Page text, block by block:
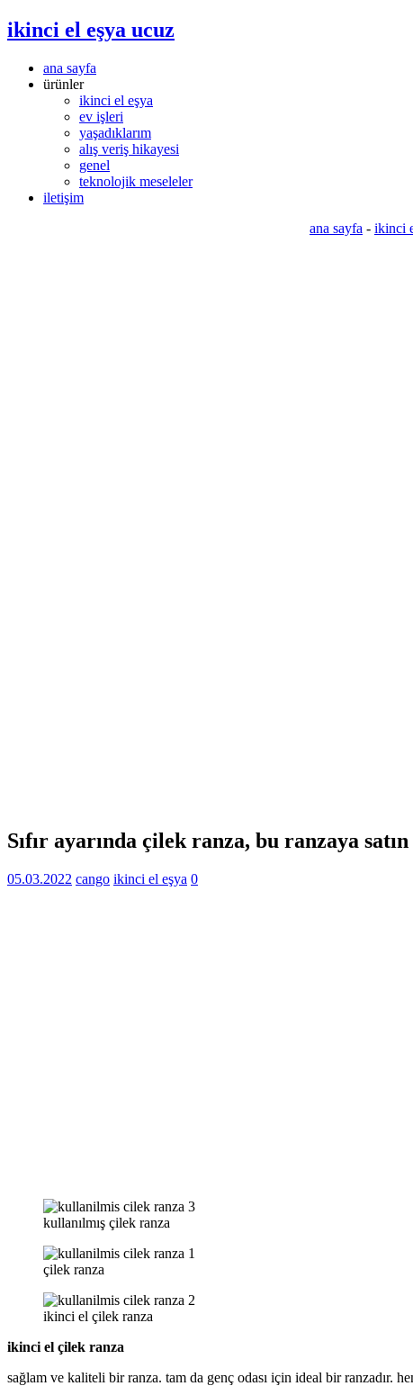
ikinci el eşya ucuz
ana sayfa
ürünler
ikinci el eşya
ev işleri
yaşadıklarım
alış veriş hikayesi
genel
teknolojik meseleler
iletişim
ana sayfa - ikinci
Sıfır ayarında çilek ranza, bu ranzaya
05.03.2022 cango ikinci el eşya 0
kullanılmış çilek ranza
çilek ranza
ikinci el çilek ranza
ikinci el çilek ranza
sağlam ve kaliteli bir ranza. tam da genç odası için ideal bir ranzadır.